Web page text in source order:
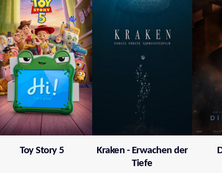
Toy Story 5
Kraken - Erwachen der
Tiefe